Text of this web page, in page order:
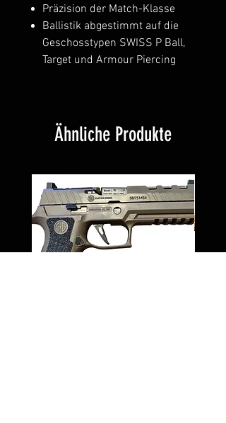
Präzision der Match-Klasse
Ballistik abgestimmt auf die
Geschosstypen SWISS P Ball,
Target und Armour Piercing
Ähnliche Produkte